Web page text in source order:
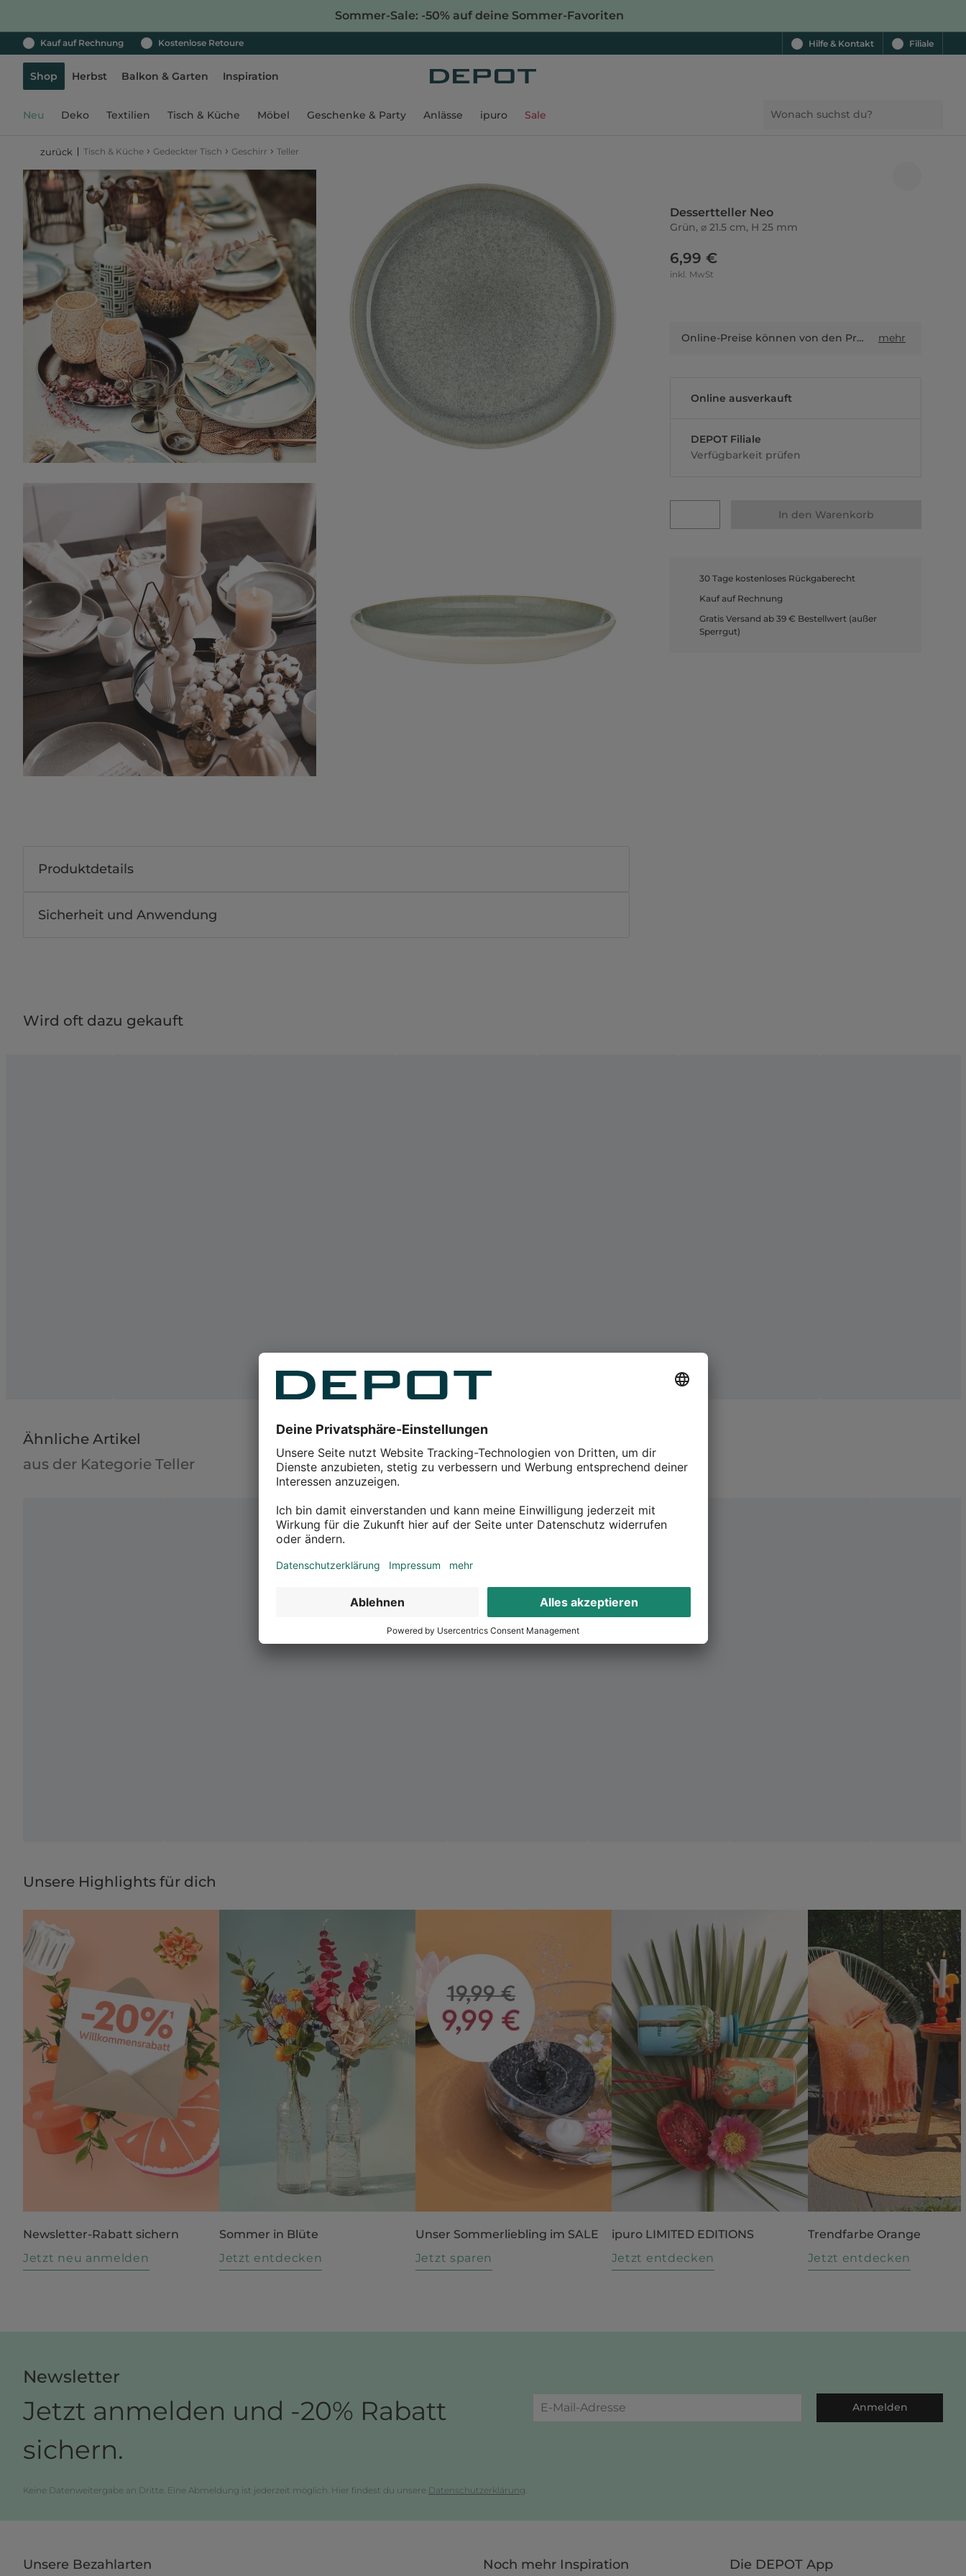
Sommer-Sale: -50% auf deine Sommer-Favoriten
Kauf auf Rechnung Kostenlose Retoure Hilfe & Kontakt Filiale
Shop Herbst Balkon & Garten Inspiration
Neu Deko Textilien Tisch & Küche Möbel Geschenke & Party Anlässe ipuro Sale
zurück Tisch & Küche › Gedeckter Tisch › Geschirr › Teller
Dessertteller Neo
Grün, ⌀ 21.5 cm, H 25 mm
6,99 €
inkl. MwSt
Online-Preise können von den Preisen in Filialen sowie Shop-in-Shop-Flächen abweichen. mehr
Online ausverkauft
DEPOT Filiale
Verfügbarkeit prüfen
In den Warenkorb
30 Tage kostenloses Rückgaberecht
Kauf auf Rechnung
Gratis Versand ab 39 € Bestellwert (außer
Sperrgut)
Produktdetails
Sicherheit und Anwendung
Wird oft dazu gekauft
Ähnliche Artikel
aus der Kategorie Teller
Unsere Highlights für dich
Newsletter-Rabatt sichern
Jetzt neu anmelden
Sommer in Blüte
Jetzt entdecken
Unser Sommerliebling im SALE
Jetzt sparen
ipuro LIMITED EDITIONS
Jetzt entdecken
Trendfarbe Orange
Jetzt entdecken
Newsletter
Jetzt anmelden und -20% Rabatt
sichern.
Anmelden
Keine Datenweitergabe an Dritte. Eine Abmeldung ist jederzeit möglich. Hier findest du unsere Datenschutzerklärung.
Unsere Bezahlarten Noch mehr Inspiration Die DEPOT App